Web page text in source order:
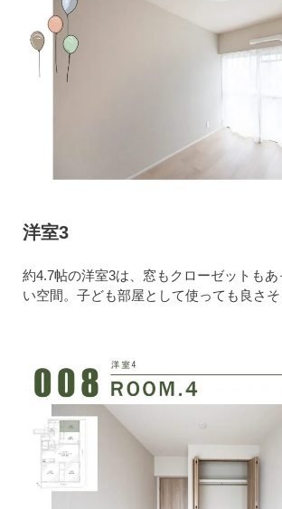
洋室3
約4.7帖の洋室3は、窓もクローゼットも
い空間。子ども部屋として使っても良さそ